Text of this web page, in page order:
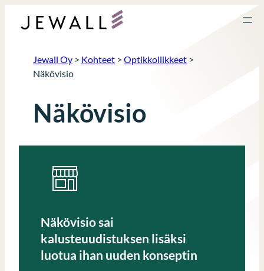
sisältöön
Jewall Oy > Kohteet > Optikkoliikkeet >
Näkövisio
Näkövisio
Näkövisio sai
kalusteuudistuksen lisäksi
luotua ihan uuden konseptin